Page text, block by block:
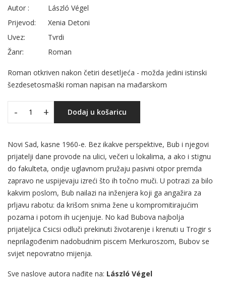
Autor :
László Végel
Prijevod:
Xenia Detoni
Uvez:
Tvrdi
Žanr:
Roman
Roman otkriven nakon četiri desetljeća - možda jedini istinski
šezdesetosmaški roman napisan na mađarskom
- + Dodaj u košaricu
Novi Sad, kasne 1960-e. Bez ikakve perspektive, Bub i njegovi
prijatelji dane provode na ulici, večeri u lokalima, a ako i stignu
do fakulteta, ondje uglavnom pružaju pasivni otpor premda
zapravo ne uspijevaju izreći što ih točno muči. U potrazi za bilo
kakvim poslom, Bub nailazi na inženjera koji ga angažira za
prljavu rabotu: da krišom snima žene u kompromitirajućim
pozama i potom ih ucjenjuje. No kad Bubova najbolja
prijateljica Csicsi odluči prekinuti životarenje i krenuti u Trogir s
neprilagođenim nadobudnim piscem Merkuroszom, Bubov se
svijet nepovratno mijenja.
Sve naslove autora nađite na: László Végel